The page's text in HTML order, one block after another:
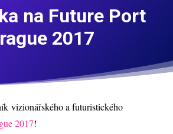
na Future Port
2017
vizionářského a futuristického
2017!